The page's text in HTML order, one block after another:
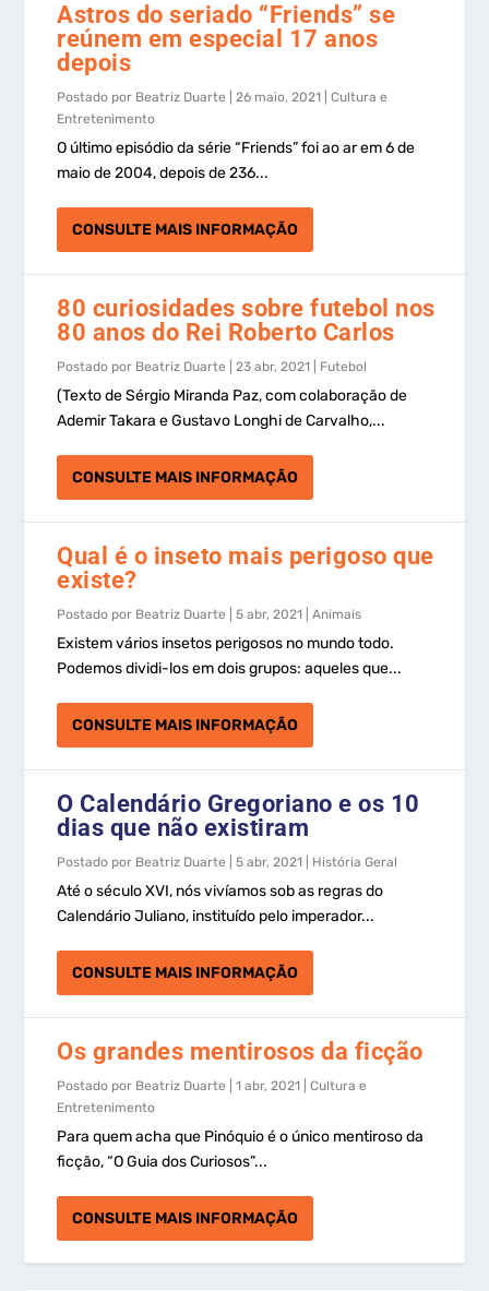
Astros do seriado “Friends” se
reúnem em especial 17 anos
depois
Postado por Beatriz Duarte |26 maio, 2021 |Cultura e
Entretenimento
O último episódio da série “Friends” foi ao ar em 6 de
maio de 2004, depois de 236...
CONSULTE MAIS INFORMAÇÃO
80 curiosidades sobre futebol nos
80 anos do Rei Roberto Carlos
Postado por Beatriz Duarte |23 abr, 2021 Futebol
(Texto de Sérgio Miranda Paz, com colaboração de
Ademir Takara e Gustavo Longhi de Carvalho,...
CONSULTE MAIS INFORMAÇÃO
Qual é o inseto mais perigoso que
existe?
Postado por Beatriz Duarte |5 abr, 2021 |Animais
Existem vários insetos perigosos no mundo todo.
Podemos dividi-los em dois grupos: aqueles que...
CONSULTE MAIS INFORMAÇÃO
O Calendário Gregoriano e os 10
dias que não existiram
Postado por Beatriz Duarte |5 abr, 2021 História Geral
Até o século XVI, nós vivíamos sob as regras do
Calendário Juliano, instituído pelo imperador...
CONSULTE MAIS INFORMAÇÃO
Os grandes mentirosos da ficção
Postado por Beatriz Duarte |1 abr, 2021 |Cultura e
Entretenimento
Para quem acha que Pinóquio é o único mentiroso da
ficção, “O Guia dos Curiosos”...
CONSULTE MAIS INFORMAÇÃO